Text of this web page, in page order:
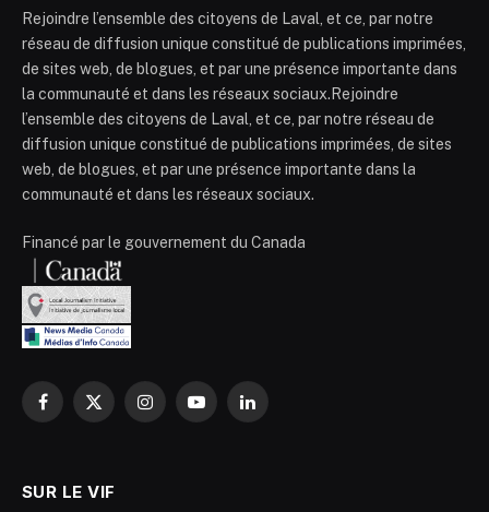
Rejoindre l’ensemble des citoyens de Laval, et ce, par notre
réseau de diffusion unique constitué de publications imprimées,
de sites web, de blogues, et par une présence importante dans
la communauté et dans les réseaux sociaux.Rejoindre
l’ensemble des citoyens de Laval, et ce, par notre réseau de
diffusion unique constitué de publications imprimées, de sites
web, de blogues, et par une présence importante dans la
communauté et dans les réseaux sociaux.
Financé par le gouvernement du Canada
Facebook
X
InstagramYouTubeLinkedIn
SUR LE VIF